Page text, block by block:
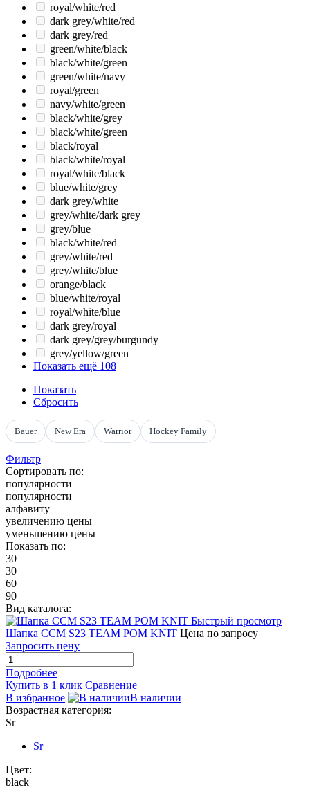
royal/white/red
dark grey/white/red
dark grey/red
green/white/black
black/white/green
green/white/navy
royal/green
navy/white/green
black/white/grey
black/white/green
black/royal
black/white/royal
royal/white/black
blue/white/grey
dark grey/white
grey/white/dark grey
grey/blue
black/white/red
grey/white/red
grey/white/blue
orange/black
blue/white/royal
royal/white/blue
dark grey/royal
dark grey/grey/burgundy
grey/yellow/green
Показать ещё 108
Показать
Сбросить
Bauer New Era Warrior Hockey Family
Фильтр
Сортировать по:
популярности
популярности
алфавиту
увеличению цены
уменьшению цены
Показать по:
30
30
60
90
Вид каталога:
Быстрый просмотр
Шапка CCM S23 TEAM POM KNIT Цена по запросу
Запросить цену
Подробнее
Купить в 1 клик Сравнение
В избранное
В наличии
Возрастная категория:
Sr
Sr
Цвет:
black